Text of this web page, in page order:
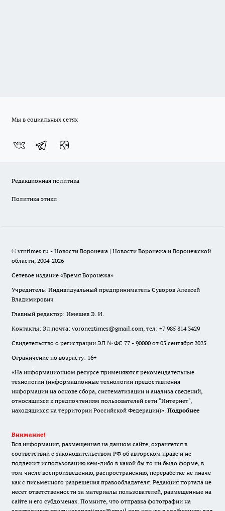
Мы в социальных сетях
Редакционная политика
Политика этики
© vrntimes.ru - Новости Воронежа | Новости Воронежа и Воронежской
области, 2004-2026
Сетевое издание «Время Воронежа»
Учредитель: Индивидуальный предприниматель Суворов Алексей
Владимирович
Главный редактор: Имешев Э. И.
Контакты: Эл.почта: voroneztimes@gmail.com, тел: +7 985 814 3429
Свидетельство о регистрации ЭЛ № ФС 77 - 90000 от 05 сентября 2025
Ограничение по возрасту: 16+
«На информационном ресурсе применяются рекомендательные
технологии (информационные технологии предоставления
информации на основе сбора, систематизации и анализа сведений,
относящихся к предпочтениям пользователей сети "Интернет",
находящихся на территории Российской Федерации)». Подробнее
Внимание!
Вся информация, размещенная на данном сайте, охраняется в
соответствии с законодательством РФ об авторском праве и не
подлежит использованию кем-либо в какой бы то ни было форме, в
том числе воспроизведению, распространению, переработке не иначе
как с письменного разрешения правообладателя. Редакция портала не
несет ответственности за материалы пользователей, размещенные на
сайте и его субдоменах. Помните, что отправка фотографии на